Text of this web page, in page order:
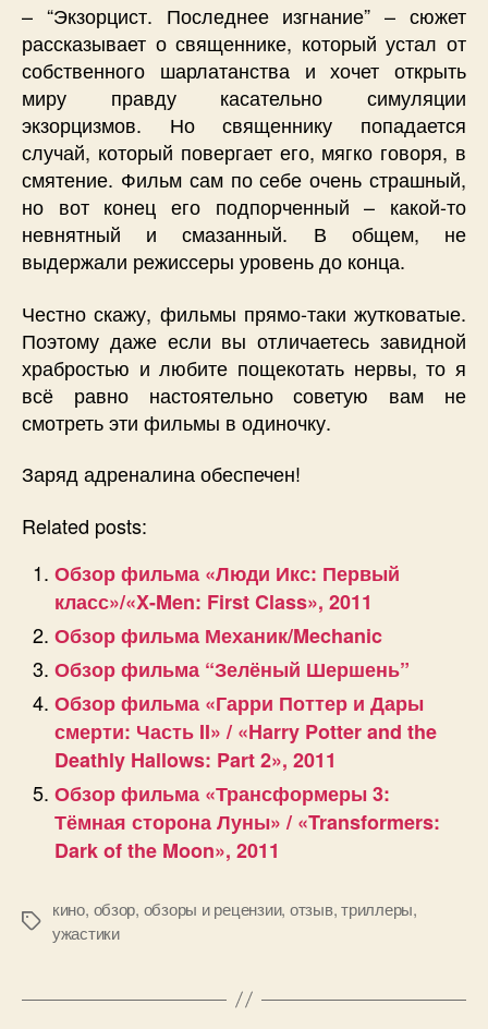
– “Экзорцист. Последнее изгнание” – сюжет
рассказывает о священнике, который устал от
собственного шарлатанства и хочет открыть
миру правду касательно симуляции
экзорцизмов. Но священнику попадается
случай, который повергает его, мягко говоря, в
смятение. Фильм сам по себе очень страшный,
но вот конец его подпорченный – какой-то
невнятный и смазанный. В общем, не
выдержали режиссеры уровень до конца.
Честно скажу, фильмы прямо-таки жутковатые.
Поэтому даже если вы отличаетесь завидной
храбростью и любите пощекотать нервы, то я
всё равно настоятельно советую вам не
смотреть эти фильмы в одиночку.
Заряд адреналина обеспечен!
Related posts:
Обзор фильма «Люди Икс: Первый
класс»/«X-Men: First Class», 2011
Обзор фильма Механик/Mechanic
Обзор фильма “Зелёный Шершень”
Обзор фильма «Гарри Поттер и Дары
смерти: Часть II» / «Harry Potter and the
Deathly Hallows: Part 2», 2011
Обзор фильма «Трансформеры 3:
Тёмная сторона Луны» / «Transformers:
Dark of the Moon», 2011
Позначки
кино, обзор, обзоры и рецензии, отзыв,триллеры,
ужастики